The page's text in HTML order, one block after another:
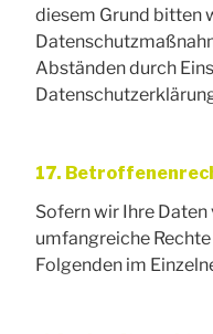
diesem Grund bitten
Abständen durch
17.
Sofern wir Ihre
umfangreiche
Folgenden im